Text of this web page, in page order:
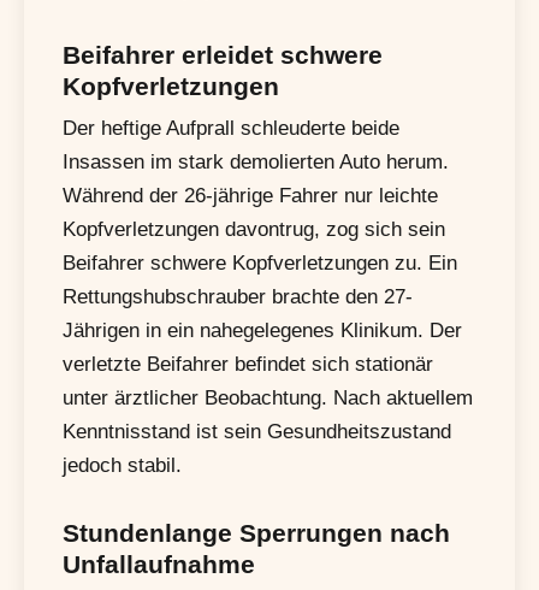
Beifahrer erleidet schwere
Kopfverletzungen
Der heftige Aufprall schleuderte beide
Insassen im stark demolierten Auto herum.
Während der 26-jährige Fahrer nur leichte
Kopfverletzungen davontrug, zog sich sein
Beifahrer schwere Kopfverletzungen zu. Ein
Rettungshubschrauber brachte den 27-
Jährigen in ein nahegelegenes Klinikum. Der
verletzte Beifahrer befindet sich stationär
unter ärztlicher Beobachtung. Nach aktuellem
Kenntnisstand ist sein Gesundheitszustand
jedoch stabil.
Stundenlange Sperrungen nach
Unfallaufnahme